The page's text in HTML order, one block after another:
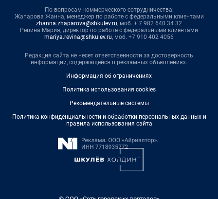
По вопросам коммерческого сотрудничества:
Жапарова Жанна, менеджер по работе с федеральными клиентами
zhanna.zhaparova@shkulev.ru, моб. + 7 982 640 34 32
Ревина Мария, директор по работе с федеральными клиентами
mariya.revina@shkulev.ru, моб. +7 910 402 4056
Редакция сайта не несет ответственности за достоверность
информации, содержащейся в рекламных объявлениях.
Информация об ограничениях
Политика использования cookies
Рекомендательные системы
Политика конфиденциальности и обработки персональных данных и
правила использования сайта